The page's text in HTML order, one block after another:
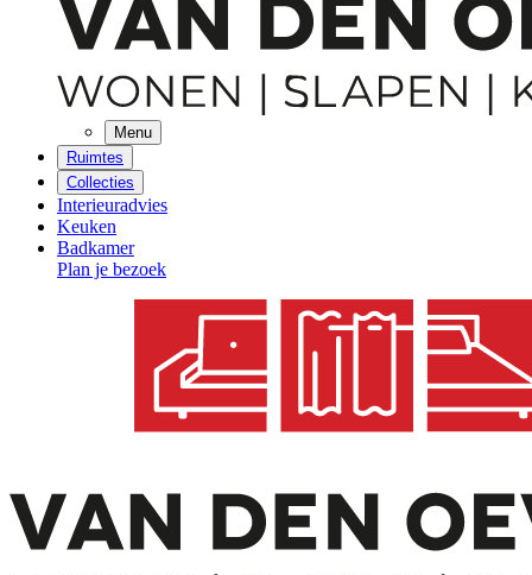
Menu
Ruimtes
Collecties
Interieuradvies
Keuken
Badkamer
Plan je bezoek